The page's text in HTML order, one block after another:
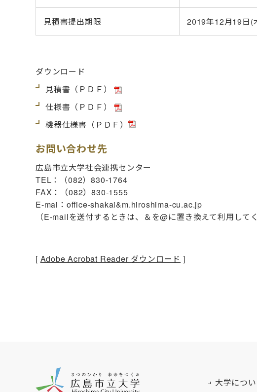
見積書提出期限 2019年12月19日
ダウンロード
見積書（ＰＤＦ）
仕様書（ＰＤＦ ）
機器仕様書（ＰＤＦ）
お問い合わせ先
広島市立大学社会連携センター
TEL：（082）830-1764
FAX：（082）830-1555
E-mai：office-shakai&m.hiroshima-cu.ac.jp
（E-mailを送付するときは、＆を@に置き換えて利用して
[ Adobe Acrobat Reader ダウンロード ]
大学につ